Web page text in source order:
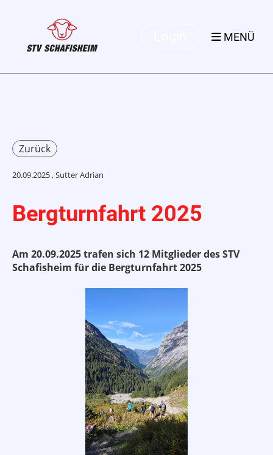
MENÜ
Zurück
20.09.2025, Sutter Adrian
Bergturnfahrt 2025
Am 20.09.2025 trafen sich 12 Mitglieder des STV
Schafisheim für die Bergturnfahrt 2025